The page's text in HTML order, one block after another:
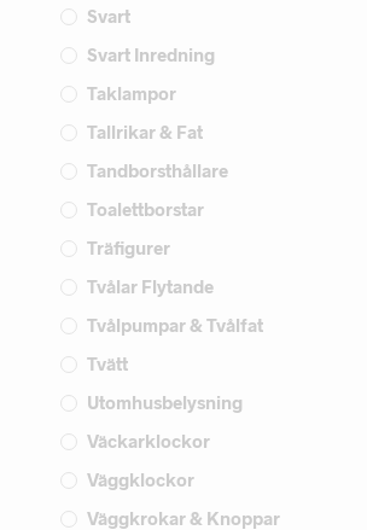
Svart
Svart Inredning
Taklampor
Tallrikar & Fat
Tandborsthållare
Toalettborstar
Träfigurer
Tvålar Flytande
Tvålpumpar & Tvålfat
Tvätt
Utomhusbelysning
Väckarklockor
Väggklockor
Väggkrokar & Knoppar